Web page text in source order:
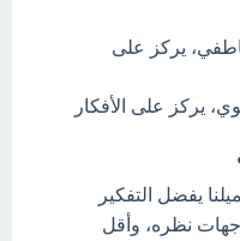
يركز على
يركز على الأفكار
يفضل التفكير
نظره، وأقل